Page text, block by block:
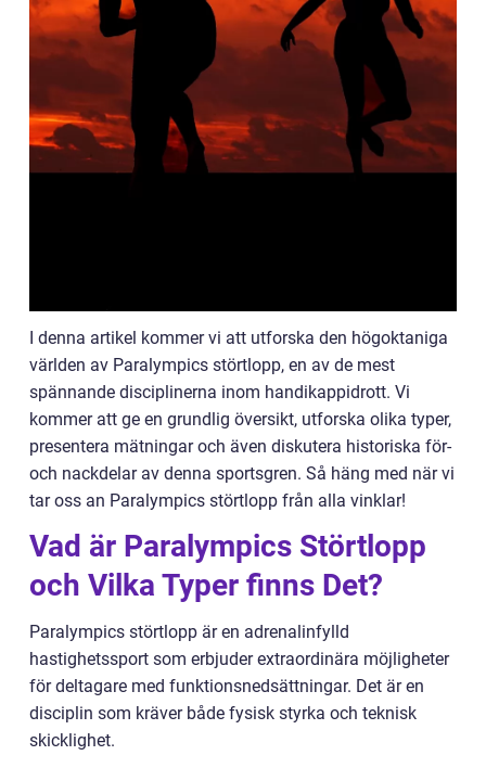
I denna artikel kommer vi att utforska den högoktaniga
världen av Paralympics störtlopp, en av de mest
spännande disciplinerna inom handikappidrott. Vi
kommer att ge en grundlig översikt, utforska olika typer,
presentera mätningar och även diskutera historiska för-
och nackdelar av denna sportsgren. Så häng med när vi
tar oss an Paralympics störtlopp från alla vinklar!
Vad är Paralympics Störtlopp
och Vilka Typer finns Det?
Paralympics störtlopp är en adrenalinfylld
hastighetssport som erbjuder extraordinära möjligheter
för deltagare med funktionsnedsättningar. Det är en
disciplin som kräver både fysisk styrka och teknisk
skicklighet.